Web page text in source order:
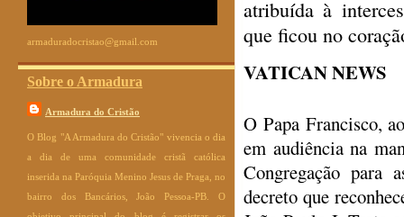
armaduradocristao@gmail.com
Sobre o Armadura
Armadura do Cristão
O Blog "A Armadura do Cristão" vivencia o dia
a dia de uma comunidade cristã católica
inserida na Paróquia Menino Jesus de Praga, no
bairro dos Bancários, João Pessoa-PB. O
atribuída à
que ficou no
VATICAN NEWS
O Papa Francisco,
em audiência na
Congregação para
decreto que